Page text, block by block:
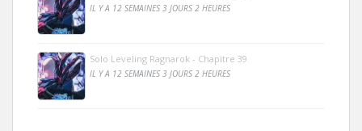
IL Y A 12 SEMAINES 3 JOURS 2 HEURES
Solo Leveling Ragnarok - Chapitre 39
IL Y A 12 SEMAINES 3 JOURS 2 HEURES